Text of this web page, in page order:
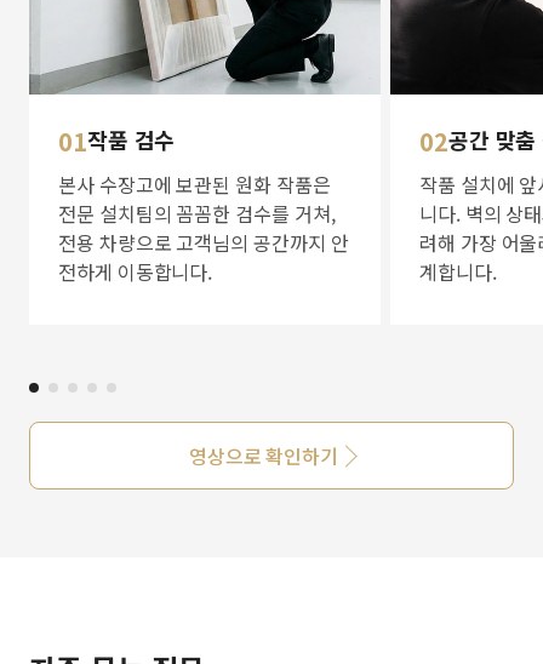
01작품 검수
본사 수장고에 보관된 원화 작품은
전문 설치팀의 꼼꼼한 검수를 거쳐,
전용 차량으로 고객님의 공간까지 안
전하게 이동합니다.
02공간 맞
작품 설치에
니다. 벽의 상
려해 가장 어
계합니다.
영상으로 확인하기